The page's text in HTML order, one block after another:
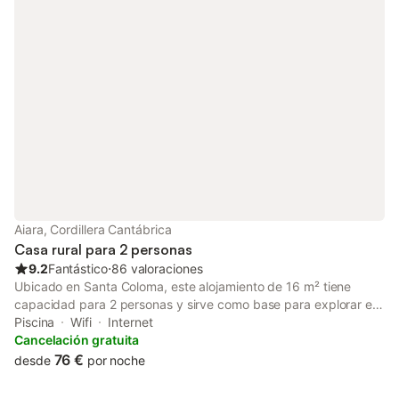
Aiara, Cordillera Cantábrica
Casa rural para 2 personas
9.2Fantástico⋅86 valoraciones
Ubicado en Santa Coloma, este alojamiento de 16 m² tiene
capacidad para 2 personas y sirve como base para explorar el
paisaje montañoso de los alrededores. La propiedad cuenta con
una cama doble, baño privado con ducha y escritorio, además
de acceso a una cocina compartida y una sala de estar común.
Piscina Wifi
Internet
Cancelación gratuita
desde 76 € por noche